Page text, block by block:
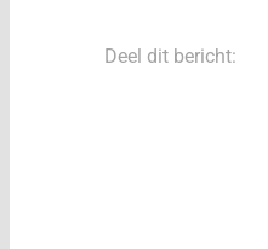
Deel dit bericht: